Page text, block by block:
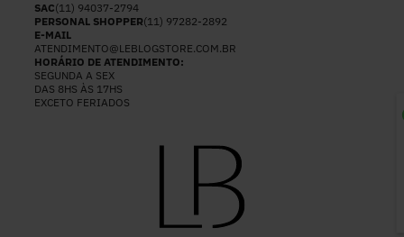
SAC(11) 94037-2794
PERSONAL SHOPPER(11) 97282-2892
E-MAIL
ATENDIMENTO@LEBLOGSTORE.COM.BR
HORÁRIO DE ATENDIMENTO:
SEGUNDA A SEX
DAS 8HS ÀS 17HS
EXCETO FERIADOS